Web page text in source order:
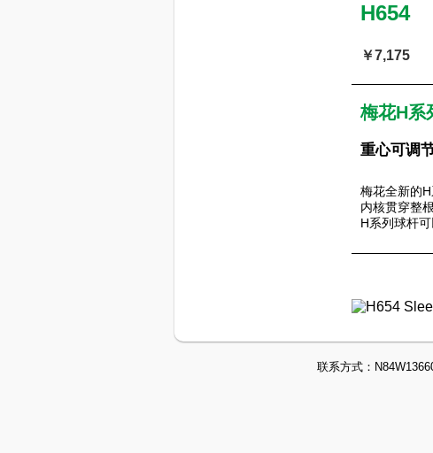
H654
￥7,175
梅花H系
重心可调
梅花全新的
内核贯穿整
H系列球杆
联系方式：